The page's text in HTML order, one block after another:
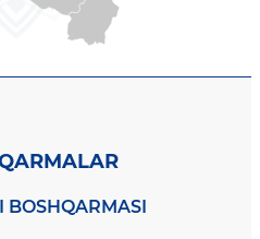
BOSHQARMASI